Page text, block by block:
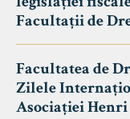
Facultații de
Facultatea de
Zilele
Asociației